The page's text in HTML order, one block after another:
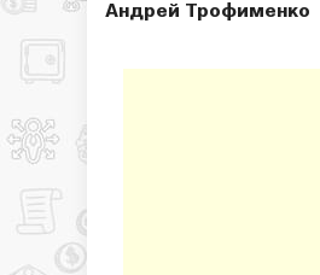
Андрей Трофименко